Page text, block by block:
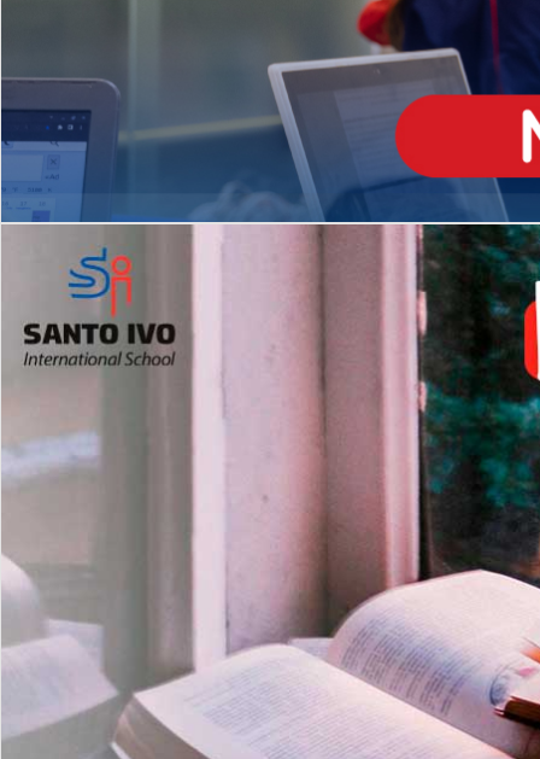
Matrículas Abertas 2026
MÉDIO
igh School
Dupla Diplomação
2º AO 5º ANO FUNDAMENTAL
es
Com imersão Bilingue - Anos
Finais
6º AO 9º ANO FUNDAMENTAL
Inglês: Turmas Reduzidas
(Proficiência)